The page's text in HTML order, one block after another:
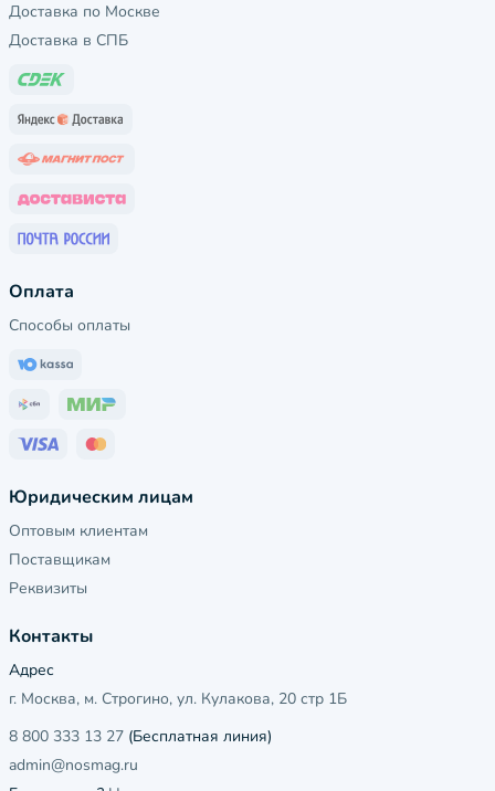
Доставка по Москве
Доставка в СПБ
Оплата
Способы оплаты
Юридическим лицам
Оптовым клиентам
Поставщикам
Реквизиты
Контакты
Адрес
г. Москва, м. Строгино, ул. Кулакова, 20 стр 1Б
8 800 333 13 27 (Бесплатная линия)
admin@nosmag.ru